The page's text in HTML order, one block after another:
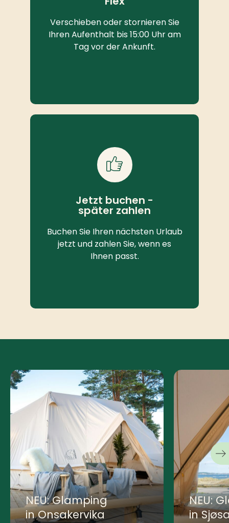
Verschieben oder stornieren Sie
Ihren Aufenthalt bis 15:00 Uhr am
Tag vor der Ankunft.
Jetzt buchen -
später zahlen
Buchen Sie Ihren nächsten Urlaub
jetzt und zahlen Sie, wenn es
Ihnen passt.
NEU: Glamping
in Onsakervika
NEU:
in